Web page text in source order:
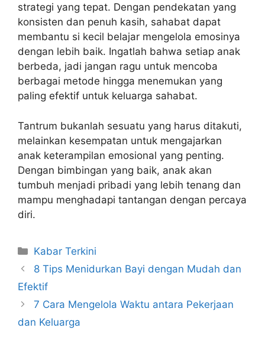
strategi yang tepat. Dengan pendekatan yang
konsisten dan penuh kasih, sahabat dapat
membantu si kecil belajar mengelola emosinya
dengan lebih baik. Ingatlah bahwa setiap anak
berbeda, jadi jangan ragu untuk mencoba
berbagai metode hingga menemukan yang
paling efektif untuk keluarga sahabat.
Tantrum bukanlah sesuatu yang harus ditakuti,
melainkan kesempatan untuk mengajarkan
anak keterampilan emosional yang penting.
Dengan bimbingan yang baik, anak akan
tumbuh menjadi pribadi yang lebih tenang dan
mampu menghadapi tantangan dengan percaya
diri.
Kabar Terkini
8 Tips Menidurkan Bayi dengan Mudah dan
Efektif
7 Cara Mengelola Waktu antara Pekerjaan
dan Keluarga